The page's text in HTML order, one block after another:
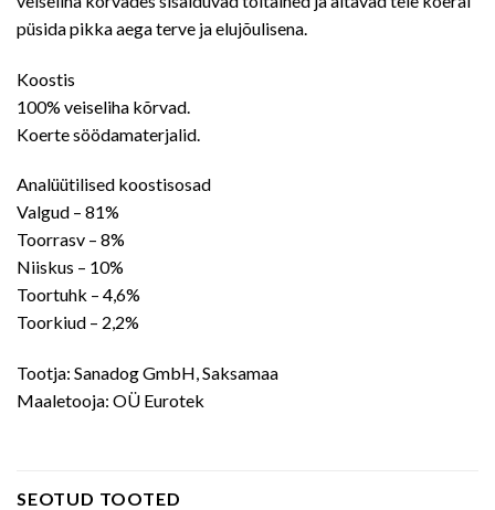
püsida pikka aega terve ja elujõulisena.
Koostis
100% veiseliha kõrvad.
Koerte söödamaterjalid.
Analüütilised koostisosad
Valgud – 81%
Toorrasv – 8%
Niiskus – 10%
Toortuhk – 4,6%
Toorkiud – 2,2%
Tootja: Sanadog GmbH, Saksamaa
Maaletooja: OÜ Eurotek
SEOTUD TOOTED